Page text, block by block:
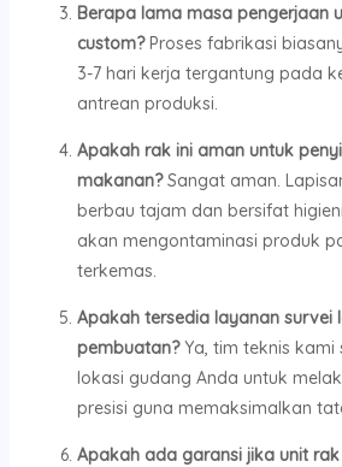
Berapa lama masa pengerjaan
custom?Proses fabrikasi
3-7 hari kerja tergantung pada
antrean produksi.
Apakah rak ini aman untuk
makanan?Sangat aman.
berbau tajam dan bersifat
akan mengontaminasi produk
terkemas.
Apakah tersedia layanan survei
pembuatan?Ya, tim teknis kami
lokasi gudang Anda untuk
presisi guna memaksimalkan
Apakah ada garansi jika unit